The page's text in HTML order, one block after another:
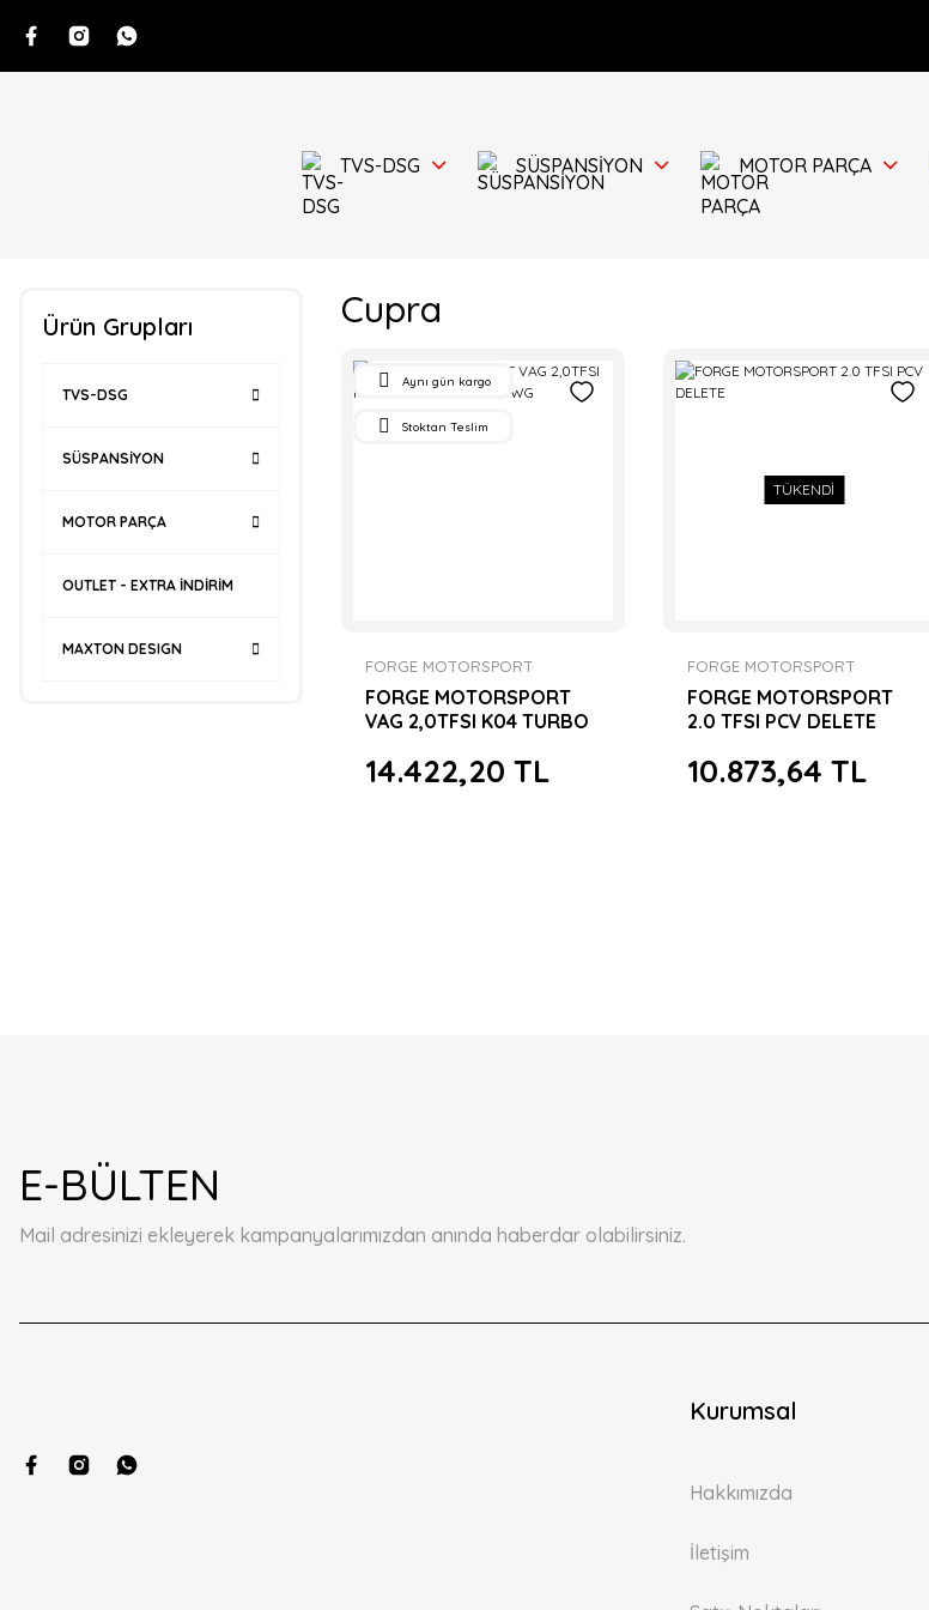
TVS-DSG SÜSPANSİYON MOTOR PARÇA
Ürün Grupları
TVS-DSG
SÜSPANSİYON
MOTOR PARÇA
OUTLET - EXTRA İNDİRİM
MAXTON DESIGN
Cupra
Aynı gün kargo
Stoktan Teslim
FORGE MOTORSPORT
FORGE MOTORSPORT
VAG 2,0TFSI K04 TURBO
14.422,20 TL
TÜKENDİ
FORGE MOTORSPORT
FORGE MOTORSPORT
2.0 TFSI PCV DELETE
10.873,64 TL
E-BÜLTEN
Mail adresinizi ekleyerek kampanyalarımızdan anında haberdar olabilirsiniz.
Kurumsal
Hakkımızda
İletişim